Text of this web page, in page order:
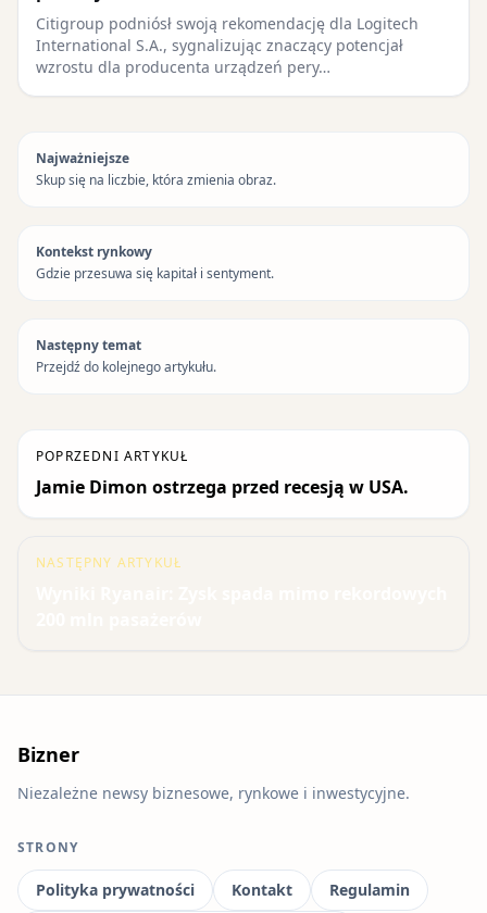
Citigroup podniósł swoją rekomendację dla Logitech
International S.A., sygnalizując znaczący potencjał
wzrostu dla producenta urządzeń pery…
Najważniejsze
Skup się na liczbie, która zmienia obraz.
Kontekst rynkowy
Gdzie przesuwa się kapitał i sentyment.
Następny temat
Przejdź do kolejnego artykułu.
POPRZEDNI ARTYKUŁ
Jamie Dimon ostrzega przed recesją w USA.
NASTĘPNY ARTYKUŁ
Bizner
Niezależne newsy biznesowe, rynkowe i inwestycyjne.
STRONY
Polityka prywatności Kontakt Regulamin